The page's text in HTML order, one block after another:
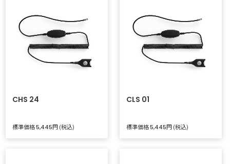
CHS 24
標準価格5,445円 (税込)
CLS 01
標準価格5,445円 (税込)